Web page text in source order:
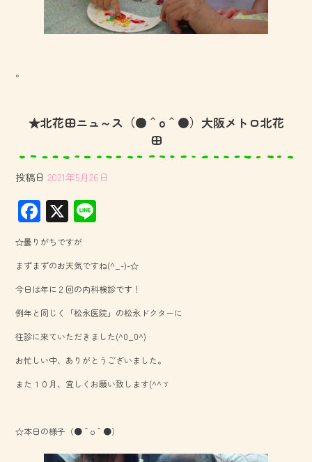
。
★北花田ニュ～ス（●＾o＾●）大阪メトロ北花
田
投稿日 2021年5月26日
F
ac
e
b
o
ok
X
☆曇りがちですが
まずまずのお天気ですね(^_-)-☆
今日は年に２回の内科検診です！
例年と同じく「松永医院」の松永ドクターに
往診に来ていただきました(^0_0^)
お忙しい中、ありがとうございました。
また１０月、宜しくお願い致します(^^ゞ
☆本日の様子（●＾o＾●）